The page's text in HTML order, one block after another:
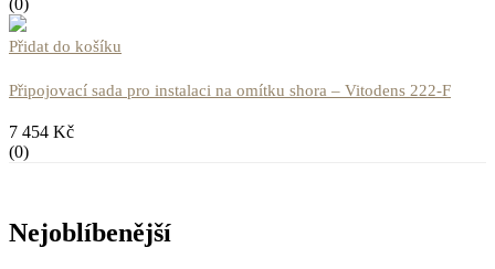
(0)
Přidat do košíku
Připojovací sada pro instalaci na omítku shora – Vitodens 222-F
7 454 Kč
(0)
Nejoblíbenější